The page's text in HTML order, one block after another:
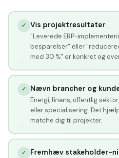
✓ Vis projektresultater
"Leverede ERP-
besparelser" eller
med 30 %" er konkret og
✓ Nævn brancher og
Energi, finans, offentlig
eller specialisering. Det
matche dig til projekter.
✓ Fremhæv stakeholder-